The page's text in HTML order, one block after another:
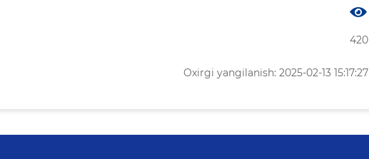
420
Oxirgi yangilanish: 2025-02-13 15:17:27